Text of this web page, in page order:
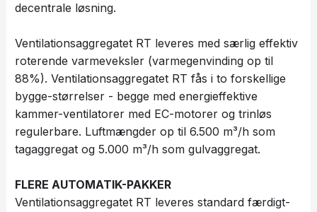
decentrale løsning.
Ventilationsaggregatet RT leveres med særlig effektiv
roterende varmeveksler (varmegenvinding op til
88%). Ventilationsaggregatet RT fås i to forskellige
bygge-størrelser - begge med energieffektive
kammer-ventilatorer med EC-motorer og trinløs
regulerbare. Luftmængder op til 6.500 m³/h som
tagaggregat og 5.000 m³/h som gulvaggregat.
FLERE AUTOMATIK-PAKKER
Ventilationsaggregatet RT leveres standard færdigt-